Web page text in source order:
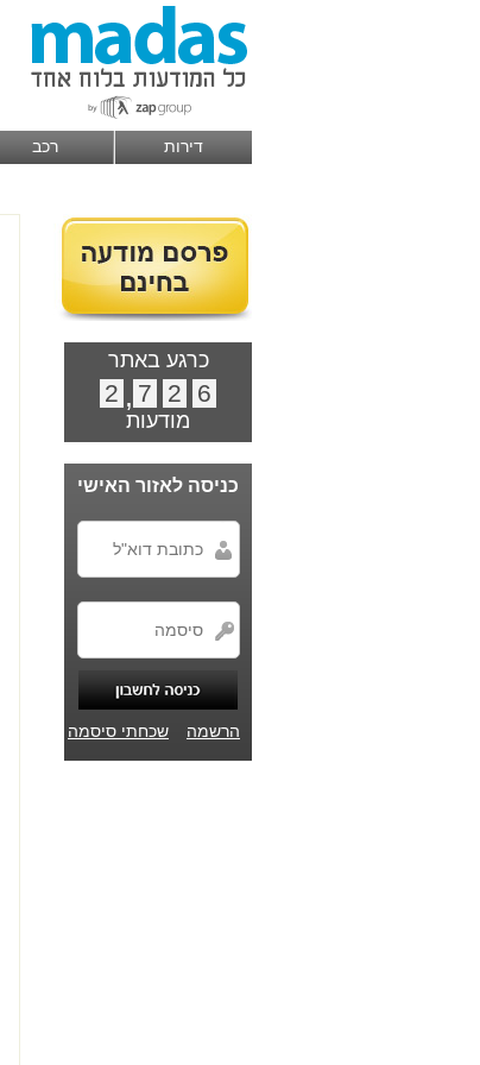
דירות רכב
כרגע באתר
6
2
7
,
2
מודעות
כניסה לאזור האישי
הרשמה שכחתי סיסמה